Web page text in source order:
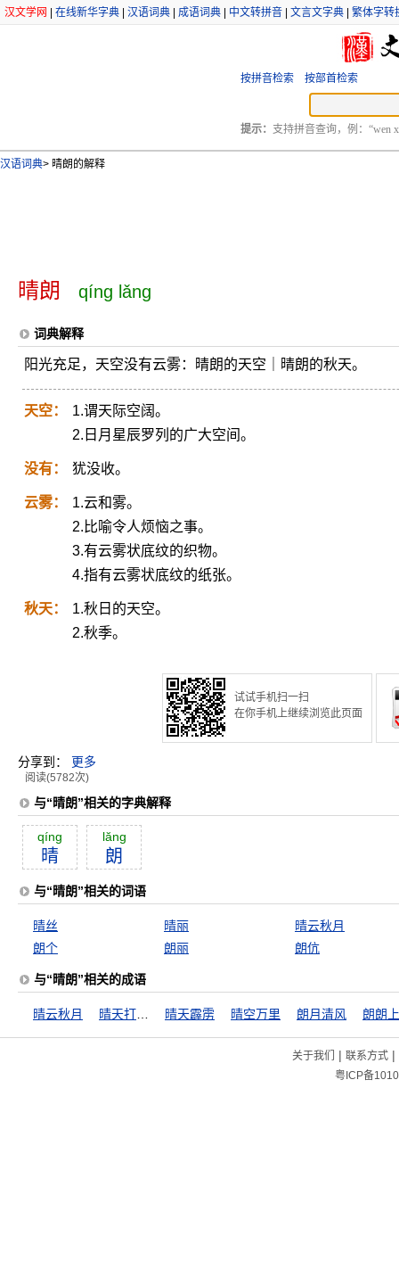
汉文学网 在线新华字典 汉语词典 成语词典 中文转拼音 文言文字典 繁体字转
按拼音检索 按部首检索
提示： 支持拼音查询，例：“wen
汉语词典> 晴朗的解释
晴朗 qíng lǎng
词典解释
阳光充足，天空没有云雾：晴朗的天空｜晴朗的秋天。
天空：
1.谓天际空阔。
2.日月星辰罗列的广大空间。
没有： 犹没收。
云雾：
1.云和雾。
2.比喻令人烦恼之事。
3.有云雾状底纹的织物。
4.指有云雾状底纹的纸张。
秋天：
1.秋日的天空。
2.秋季。
试试手机扫一扫
在你手机上继续浏览此页面
分享到： 更多
阅读(5782次)
与“晴朗”相关的字典解释
qíng
晴
lăng
朗
与“晴朗”相关的词语
晴丝 晴丽
晴云秋月
朗个
朗丽 朗伉
与“晴朗”相关的成语
晴云秋月 晴天霹雳 晴空万里 朗月清风 朗朗
关于我们 | 联系方式|
粤ICP备